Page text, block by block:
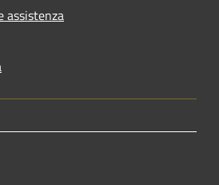
assistenza